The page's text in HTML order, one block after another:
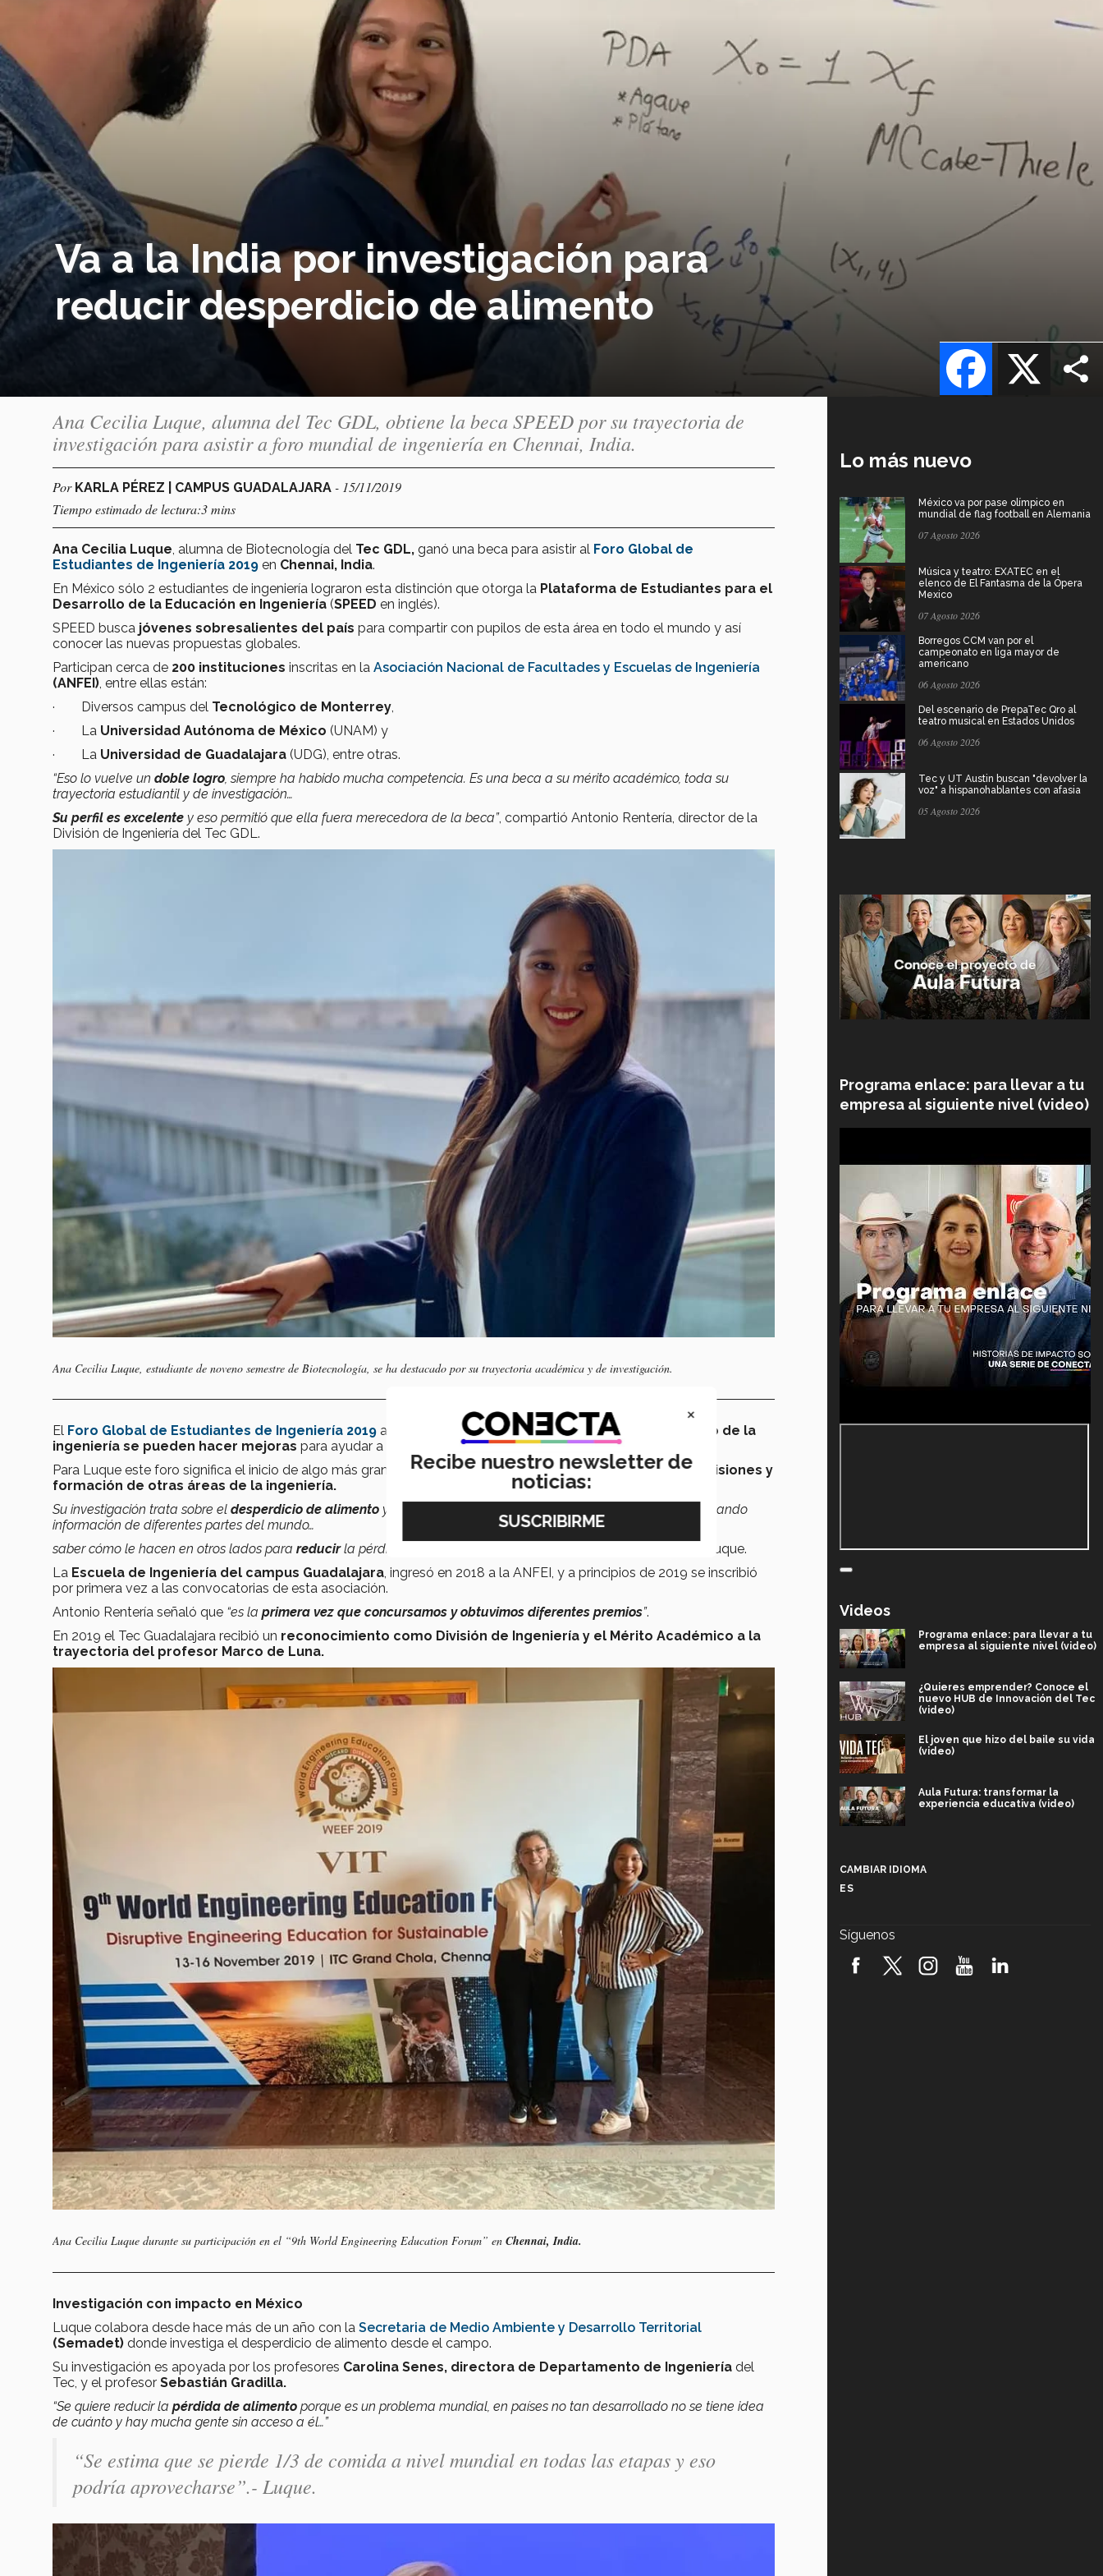
Va a la India por investigación para
reducir desperdicio de alimento
X
Facebook
Ana Cecilia Luque, alumna del Tec GDL, obtiene la beca SPEED por su trayectoria de
investigación para asistir a foro mundial de ingeniería en Chennai, India.
Por KARLA PÉREZ | CAMPUS GUADALAJARA - 15/11/2019
Tiempo estimado de lectura:3 mins
Ana Cecilia Luque , alumna de Biotecnología del Tec GDL, ganó una beca para asistir al Foro Global de
Estudiantes de Ingeniería 2019 en Chennai, India.
En México sólo 2 estudiantes de ingeniería lograron esta distinción que otorga la Plataforma de Estudiantes para el
Desarrollo de la Educación en Ingeniería (SPEED en inglés).
SPEED busca jóvenes sobresalientes del país para compartir con pupilos de esta área en todo el mundo y así
conocer las nuevas propuestas globales.
Participan cerca de 200 instituciones inscritas en la Asociación Nacional de Facultades y Escuelas de Ingeniería
(ANFEI) , entre ellas están:
· Diversos campus del Tecnológico de Monterrey
· La Universidad Autónoma de México (UNAM) y
· La Universidad de Guadalajara (UDG), entre otras.
“Eso lo vuelve un doble logro , siempre ha habido mucha competencia. Es una beca a su mérito académico, toda su
trayectoria estudiantil y de investigación…
Su perfil es excelente y eso permitió que ella fuera merecedora de la beca”, compartió Antonio Rentería, director de la
División de Ingeniería del Tec GDL.
Ana Cecilia Luque, estudiante de noveno semestre de Biotecnología, se ha destacado por su trayectoria académica y de investigación.
El Foro Global de Estudiantes de Ingeniería 2019 abordará temas desostenibilidady cómo
por medio de la
ingeniería se pueden hacer mejoras para ayudar a la población.
Para Luque este foro significa el inicio de algo más grande al compartir con jóvenes dediversas naciones, visiones y
formación de otras áreas de la ingeniería.
Su investigación trata sobre el desperdicio de alimento y para ella este encuentro
“ayuda porque estamos recabando
información de diferentes partes del mundo…
saber cómo le hacen en otros lados para reducirla pérdida de alimento puede ser muy enriquecedor”
, agregó Luque.
La Escuela de Ingeniería del campus Guadalajara , ingresó en 2018 a la ANFEI, y a principios de 2019 se inscribió
por primera vez a las convocatorias de esta asociación.
Antonio Rentería señaló que “es la primera vez que concursamos y obtuvimos diferentes premios”.
En 2019 el Tec Guadalajara recibió un reconocimiento como División de Ingeniería y el Mérito Académico a la
trayectoria del profesor Marco de Luna.
Ana Cecilia Luque durante su participación en el “9th World Engineering Education Forum” en Chennai, India.
Investigación con impacto en México
Luque colabora desde hace más de un año con la Secretaria de Medio Ambiente y Desarrollo Territorial
(Semadet) donde investiga el desperdicio de alimento desde el campo.
Su investigación es apoyada por los profesores Carolina Senes, directora de Departamento de Ingeniería del
Tec, y el profesor Sebastián Gradilla.
“Se quiere reducir la pérdida de alimento porque es un problema mundial, en países no tan desarrollado no se tiene idea
de cuánto y hay mucha gente sin acceso a él…”
“Se estima que se pierde 1/3 de comida a nivel mundial en todas las etapas y eso
podría aprovecharse”.- Luque.
Lo más nuevo
México va por pase olímpico en
mundial de flag football en Alemania
07 Agosto 2026
Música y teatro: EXATEC en el
elenco de El Fantasma de la Ópera
Mexico
07 Agosto 2026
Borregos CCM van por el
campeonato en liga mayor de
americano
06 Agosto 2026
Del escenario de PrepaTec Qro al
teatro musical en Estados Unidos
06 Agosto 2026
Tec y UT Austin buscan "devolver la
voz" a hispanohablantes con afasia
05 Agosto 2026
Programa enlace: para llevar a tu
empresa al siguiente nivel (video)
Videos
Programa enlace: para llevar a tu
empresa al siguiente nivel (video)
¿Quieres emprender? Conoce el
nuevo HUB de Innovación del Tec
(video)
El joven que hizo del baile su vida
(video)
Aula Futura: transformar la
experiencia educativa (video)
robótica FIRST 2026! (video)
CAMBIAR IDIOMA
ES
Síguenos
×
Recibe nuestro newsletter de
noticias: